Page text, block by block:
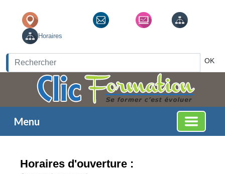
Horaires
OK
Menu
Horaires d'ouverture :